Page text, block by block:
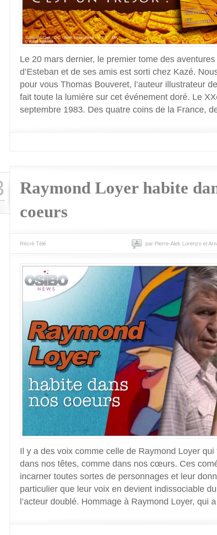
Le 20 mars dernier, le premier tome des
d’Esteban et de ses amis est sorti chez Kazé.
pour vous Thomas Bouveret, l’auteur illustrateur
fait toute la lumière sur cet événement doré. Le
septembre 1983. Des quatre coins de la France,
Raymond Loyer habite
coeurs
Récré Télé par Pierre-Alek Lorenzo et
Il y a des voix comme celle de Raymond Loyer
dans nos têtes, comme dans nos cœurs. Ces
incarner toutes sortes de personnages et leur
particulier que leur voix en devient indissociable
l’acteur doublé. Hommage à Raymond Loyer, qui